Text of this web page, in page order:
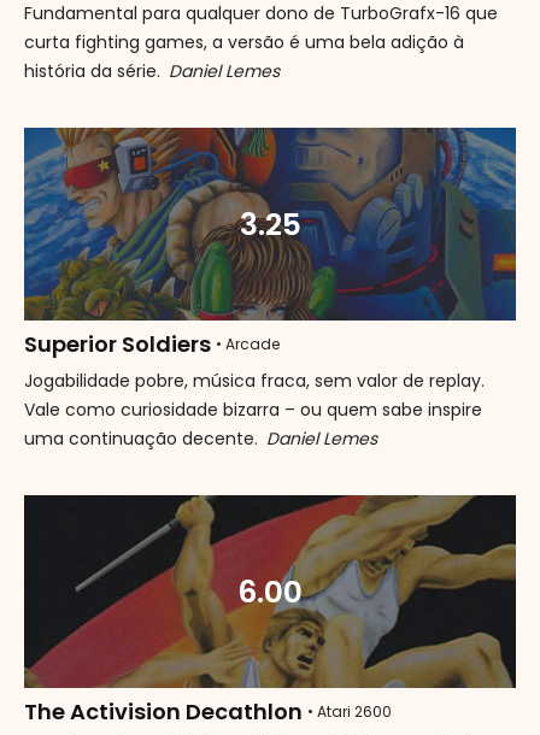
Fundamental para qualquer dono de TurboGrafx-16 que
curta fighting games, a versão é uma bela adição à
história da série. Daniel Lemes
3.25
Superior Soldiers • Arcade
Jogabilidade pobre, música fraca, sem valor de replay.
Vale como curiosidade bizarra – ou quem sabe inspire
uma continuação decente. Daniel Lemes
6.00
The Activision Decathlon • Atari 2600